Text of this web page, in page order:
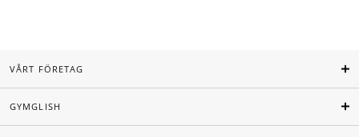
VÅRT FÖRETAG
GYMGLISH